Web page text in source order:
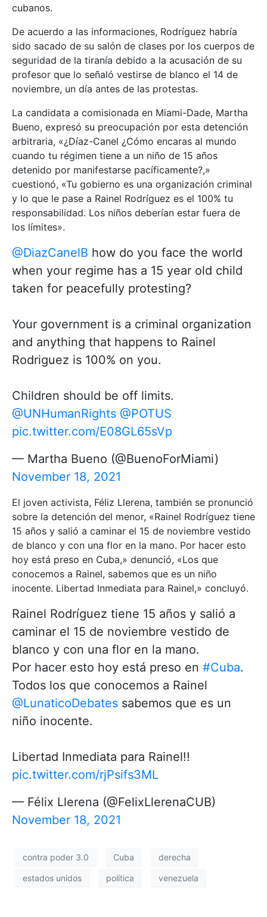
cubanos.
De acuerdo a las informaciones, Rodríguez habría
sido sacado de su salón de clases por los cuerpos de
seguridad de la tiranía debido a la acusación de su
profesor que lo señaló vestirse de blanco el 14 de
noviembre, un día antes de las protestas.
La candidata a comisionada en Miami-Dade, Martha
Bueno, expresó su preocupación por esta detención
arbitraria, «¿Díaz-Canel ¿Cómo encaras al mundo
cuando tu régimen tiene a un niño de 15 años
detenido por manifestarse pacíficamente?,»
cuestionó, «Tu gobierno es una organización criminal
y lo que le pase a Rainel Rodríguez es el 100% tu
responsabilidad. Los niños deberían estar fuera de
los límites».
@DiazCanelB how do you face the world
when your regime has a 15 year old child
taken for peacefully protesting?
Your government is a criminal organization
and anything that happens to Rainel
Rodriguez is 100% on you.
Children should be off limits.
@UNHumanRights @POTUS
pic.twitter.com/E08GL65sVp
— Martha Bueno (@BuenoForMiami)
November 18, 2021
El joven activista, Féliz Llerena, también se pronunció
sobre la detención del menor, «Rainel Rodríguez tiene
15 años y salió a caminar el 15 de noviembre vestido
de blanco y con una flor en la mano. Por hacer esto
hoy está preso en Cuba,» denunció, «Los que
conocemos a Rainel, sabemos que es un niño
inocente. Libertad Inmediata para Rainel,» concluyó.
Rainel Rodríguez tiene 15 años y salió a
caminar el 15 de noviembre vestido de
blanco y con una flor en la mano.
Por hacer esto hoy está preso en #Cuba.
Todos los que conocemos a Rainel
@LunaticoDebates sabemos que es un
niño inocente.
Libertad Inmediata para Rainel!!
pic.twitter.com/rjPsifs3ML
— Félix Llerena (@FelixLlerenaCUB)
November 18, 2021
contra poder 3.0 Cuba derecha
estados unidos política venezuela